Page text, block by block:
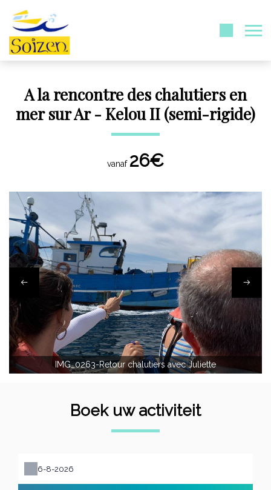
A la rencontre des chalutiers en
mer sur Ar - Kelou II (semi-rigide)
vanaf 26€
IMG_0263-Retour chalutiers avec Juliette
Boek uw activiteit